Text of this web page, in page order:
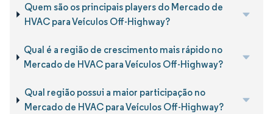
Quem são os principais players do Mercado de
HVAC para Veículos Off-Highway?
Qual é a região de crescimento mais rápido no
Mercado de HVAC para Veículos Off-Highway?
Qual região possui a maior participação no
Mercado de HVAC para Veículos Off-Highway?